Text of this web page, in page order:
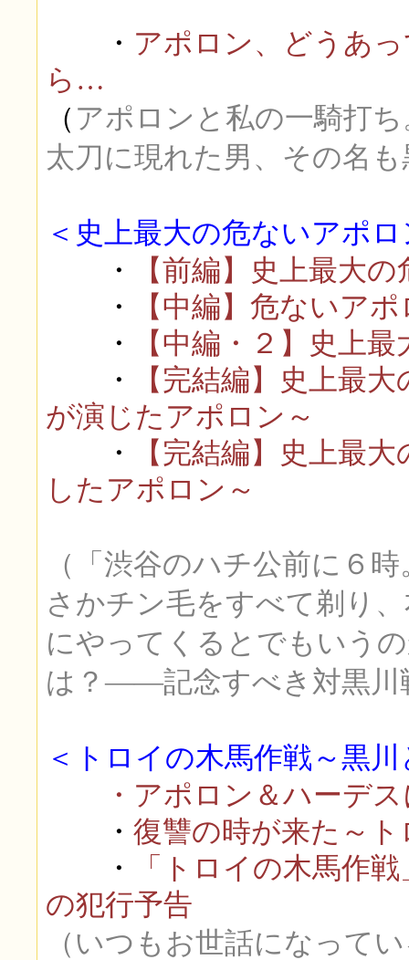
・ アポロン、どうあ
ら…
（ アポロンと私の一騎打
太刀に現れた男、その名
＜史上最大の危ないアポ
・
【前編】史上最大
・
【中編】危ないア
・
【中編・２】史上
・
【完結編】史上最
が演じたアポロン～
・
【完結編】史上最
したアポロン～
（「渋谷のハチ公前に６
さかチン毛をすべて剃り
にやってくるとでもいう
は？――記念すべき対黒川
＜トロイの木馬作戦～黒
・アポロン＆ハーデス
・ 復讐の時が来た～
・
「トロイの木馬作
の犯行予告
（いつもお世話になって